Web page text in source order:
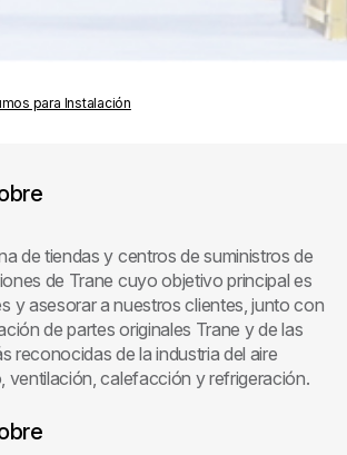
para Instalación
de tiendas y centros de suministros de
de Trane cuyo objetivo principal es
y asesorar a nuestros clientes, junto con
de partes originales Trane y de las
reconocidas de la industria del aire
ventilación, calefacción y refrigeración.